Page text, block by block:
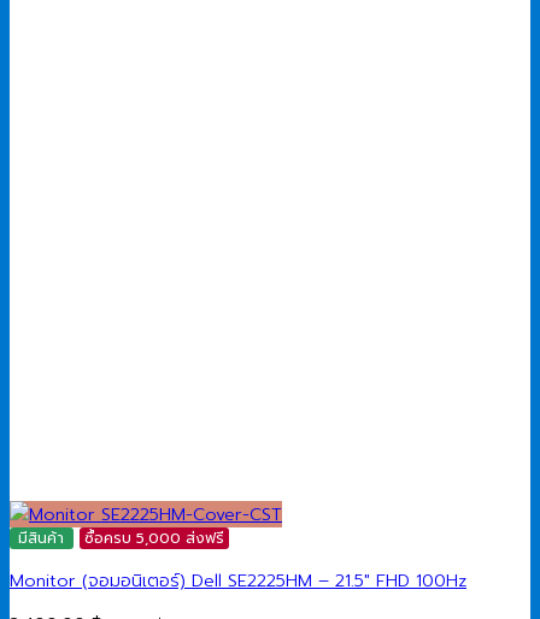
มีสินค้า ซื้อครบ 5,000 ส่งฟรี
Monitor (จอมอนิเตอร์) Dell SE2225HM – 21.5″ FHD 100Hz